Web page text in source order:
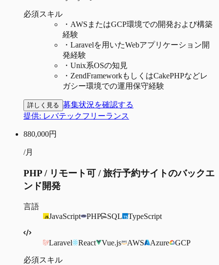
必須スキル
・ AWSまたはGCP環境での開発および構築
経験
・ Laravelを用いたWebアプリケーション開
発経験
・ Unix系OSの知見
・ ZendFrameworkもしくはCakePHPなどレ
ガシー環境での運用保守経験
詳しく見る 募集状況を確認する
提供: レバテックフリーランス
880,000円
/月
PHP / リモート可 / 旅行予約サイトのバックエ
ンド開発
言語
JavaScript
PHP SQL TypeScript
Laravel React Vue.js AWS Azure GCP
必須スキル